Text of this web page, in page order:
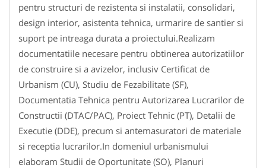
pentru structuri de rezistenta si instalatii, consolidari,
design interior, asistenta tehnica, urmarire de santier si
suport pe intreaga durata a proiectului.Realizam
documentatiile necesare pentru obtinerea autorizatiilor
de construire si a avizelor, inclusiv Certificat de
Urbanism (CU), Studiu de Fezabilitate (SF),
Documentatia Tehnica pentru Autorizarea Lucrarilor de
Constructii (DTAC/PAC), Proiect Tehnic (PT), Detalii de
Executie (DDE), precum si antemasuratori de materiale
si receptia lucrarilor.In domeniul urbanismului
elaboram Studii de Oportunitate (SO), Planuri